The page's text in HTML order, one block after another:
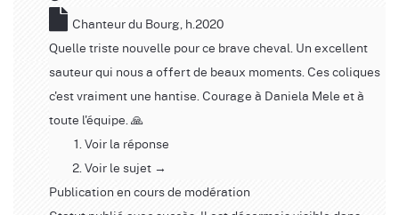
Chanteur du Bourg, h.2020
Quelle triste nouvelle pour ce brave cheval. Un excellent
sauteur qui nous a offert de beaux moments. Ces coliques
c'est vraiment une hantise. Courage à Daniela Mele et à
toute l'équipe. 🙏
Voir la réponse
Voir le sujet →
Publication en cours de modération